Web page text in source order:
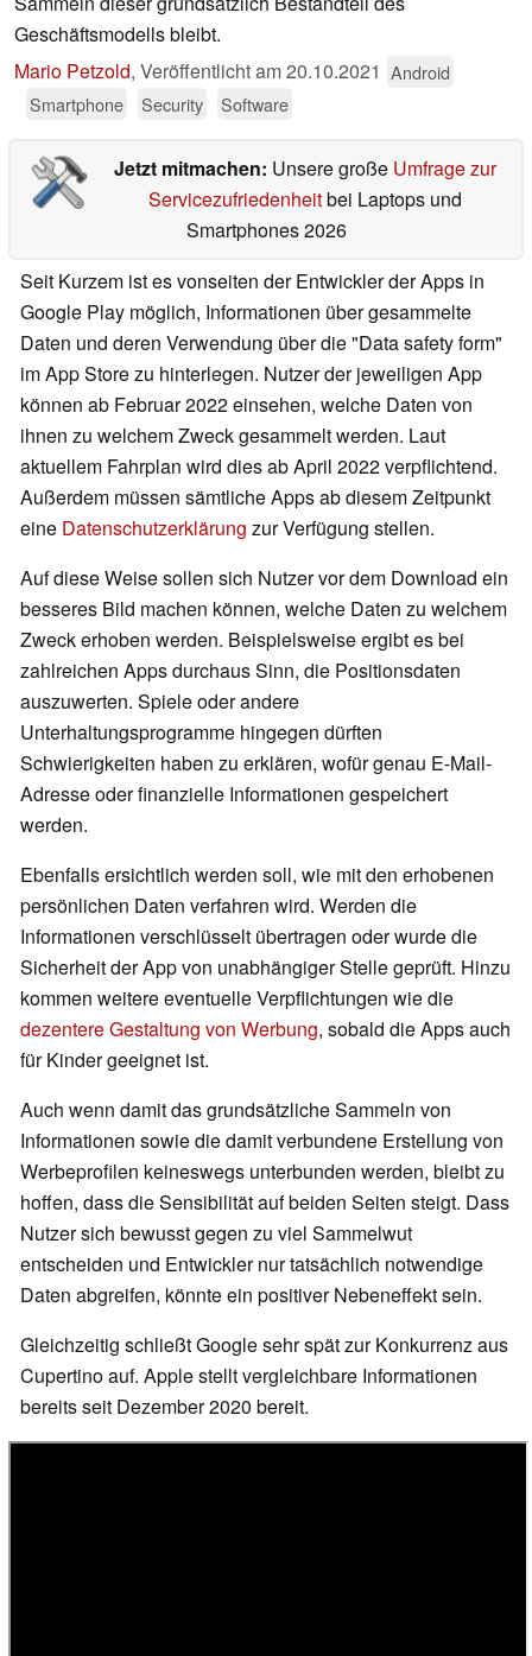
Geschäftsmodells bleibt.
Mario Petzold, Veröffentlicht am20.10.2021 Android
Smartphone
Security Software
Jetzt mitmachen: Unsere große Umfrage zur
Servicezufriedenheitbei Laptops und
Smartphones 2026
Seit Kurzem ist es vonseiten der Entwickler der Apps in
Google Play möglich, Informationen über gesammelte
Daten und deren Verwendung über die "Data safety form"
im App Store zu hinterlegen. Nutzer der jeweiligen App
können ab Februar 2022 einsehen, welche Daten von
ihnen zu welchem Zweck gesammelt werden. Laut
aktuellem Fahrplan wird dies ab April 2022 verpflichtend.
Außerdem müssen sämtliche Apps ab diesem Zeitpunkt
eine Datenschutzerklärung zur Verfügung stellen.
Auf diese Weise sollen sich Nutzer vor dem Download ein
besseres Bild machen können, welche Daten zu welchem
Zweck erhoben werden. Beispielsweise ergibt es bei
zahlreichen Apps durchaus Sinn, die Positionsdaten
auszuwerten. Spiele oder andere
Unterhaltungsprogramme hingegen dürften
Schwierigkeiten haben zu erklären, wofür genau E-Mail-
Adresse oder finanzielle Informationen gespeichert
werden.
Ebenfalls ersichtlich werden soll, wie mit den erhobenen
persönlichen Daten verfahren wird. Werden die
Informationen verschlüsselt übertragen oder wurde die
Sicherheit der App von unabhängiger Stelle geprüft. Hinzu
kommen weitere eventuelle Verpflichtungen wie die
dezentere Gestaltung von Werbung, sobald die Apps auch
für Kinder geeignet ist.
Auch wenn damit das grundsätzliche Sammeln von
Informationen sowie die damit verbundene Erstellung von
Werbeprofilen keineswegs unterbunden werden, bleibt zu
hoffen, dass die Sensibilität auf beiden Seiten steigt. Dass
Nutzer sich bewusst gegen zu viel Sammelwut
entscheiden und Entwickler nur tatsächlich notwendige
Daten abgreifen, könnte ein positiver Nebeneffekt sein.
Gleichzeitig schließt Google sehr spät zur Konkurrenz aus
Cupertino auf. Apple stellt vergleichbare Informationen
bereits seit Dezember 2020 bereit.